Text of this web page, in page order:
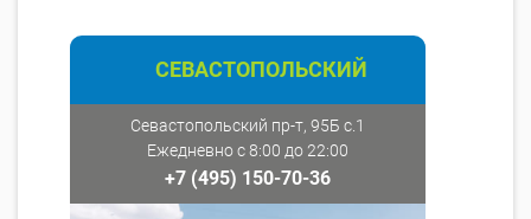
СЕВАСТОПОЛЬСКИЙ
Севастопольский пр-т, 95Б с.1
Ежедневно с 8:00 до 22:00
+7 (495) 150-70-36